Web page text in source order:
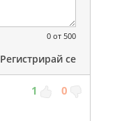
0 от 500
Регистрирай се
1 0